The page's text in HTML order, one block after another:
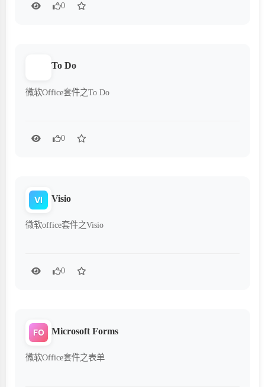
0
To Do
微软Office套件之To Do
0
VI Visio
微软office套件之Visio
0
FO Microsoft Forms
微软Office套件之表单